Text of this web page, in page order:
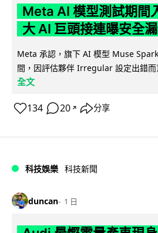
Meta AI 模型測試期間
大 AI 巨頭接連曝安全
Meta 承認，旗下 AI 模型 Muse
間，因評估夥伴 Irregular 設定出錯而
全文
134 20 ↗ 分享
科技娛樂 科技新聞
duncan 1 日